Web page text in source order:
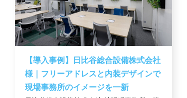
【導入事例】日比谷総合設備株式会社
様｜フリーアドレスと内装デザインで
現場事務所のイメージを一新